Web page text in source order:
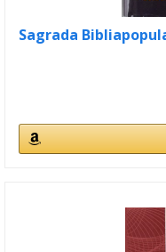
Sagrada